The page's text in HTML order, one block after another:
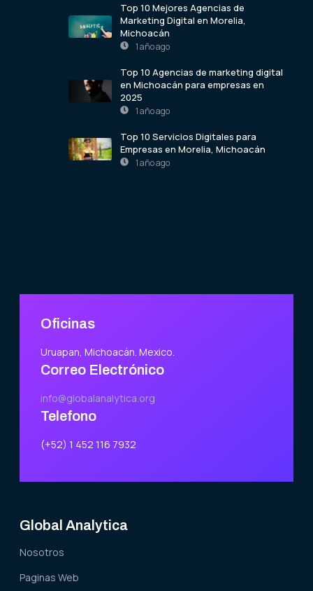
Top 10 Mejores Agencias de
Marketing Digital en Morelia,
Michoacán
1 año ago
Top 10 Agencias de marketing digital
en Michoacán para empresas en
2025
1 año ago
Top 10 Servicios Digitales para
Empresas en Morelia, Michoacán
1 año ago
Oficinas
Uruapan, Michoacán. Mexico.
Correo Electrónico
info@globalanalytica.org
Telefono
(+52) 1 452 116 7932
Global Analytica
Nosotros
Paginas Web